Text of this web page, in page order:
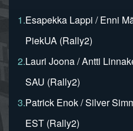
1.Esapekka Lappi / Enni
PiekUA (Rally2)
2.Lauri Joona / Antti
SAU (Rally2)
3.Patrick Enok / Silver
EST (Rally2)